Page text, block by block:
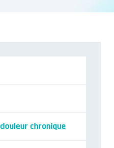
chronique